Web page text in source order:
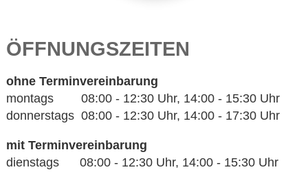
ÖFFNUNGSZEITEN
ohne Terminvereinbarung
montags 08:00 - 12:30 Uhr, 14:00 - 15:30 Uhr
donnerstags 08:00 - 12:30 Uhr, 14:00 - 17:30 Uhr
mit Terminvereinbarung
dienstags 08:00 - 12:30 Uhr, 14:00 - 15:30 Uhr